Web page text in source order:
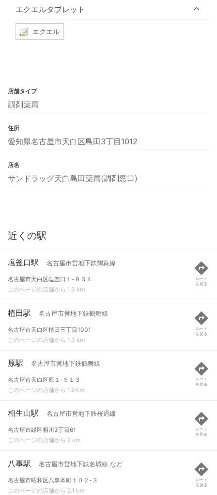
エクエルタブレット
エクエル
店舗タイプ
調剤薬局
住所
愛知県名古屋市天白区島田3丁目1012
店名
サンドラッグ天白島田薬局(調剤窓口)
近くの駅
塩釜口駅 名古屋市営地下鉄鶴舞線
名古屋市天白区塩釜口１-８３４
このページの店舗から 1.3 km
ルート
を見る
植田駅 名古屋市営地下鉄鶴舞線
名古屋市天白区植田三丁目1001
このページの店舗から 1.3 km
ルート
を見る
原駅 名古屋市営地下鉄鶴舞線
名古屋市天白区原１-５１３
このページの店舗から 1.9 km
ルート
を見る
相生山駅 名古屋市営地下鉄桜通線
名古屋市緑区相川3丁目61
このページの店舗から 2 km
ルート
を見る
八事駅 名古屋市営地下鉄名城線 など
名古屋市昭和区八事本町１０２-３
このページの店舗から 2.1 km
ルート
を見る